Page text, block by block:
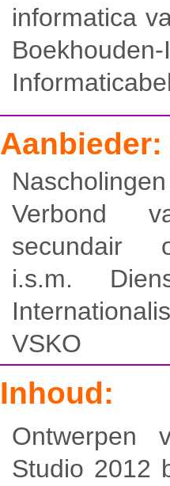
informatica
Aanbieder:
Verbond
secundair
i.s.m.
VSKO
Inhoud:
Ontwerpen
Studio 2012